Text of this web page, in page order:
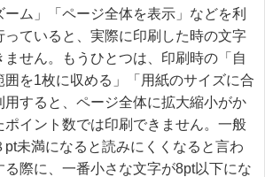
ム」「ページ全体を表示」などを利
っていると、実際に印刷した時の文字
せん。もうひとつは、印刷時の「自
を1枚に収める」「用紙のサイズに合
用すると、ページ全体に拡大縮小がか
ポイント数では印刷できません。一般
pt未満になると読みにくくなると言わ
る際に、一番小さな文字が8pt以下にな